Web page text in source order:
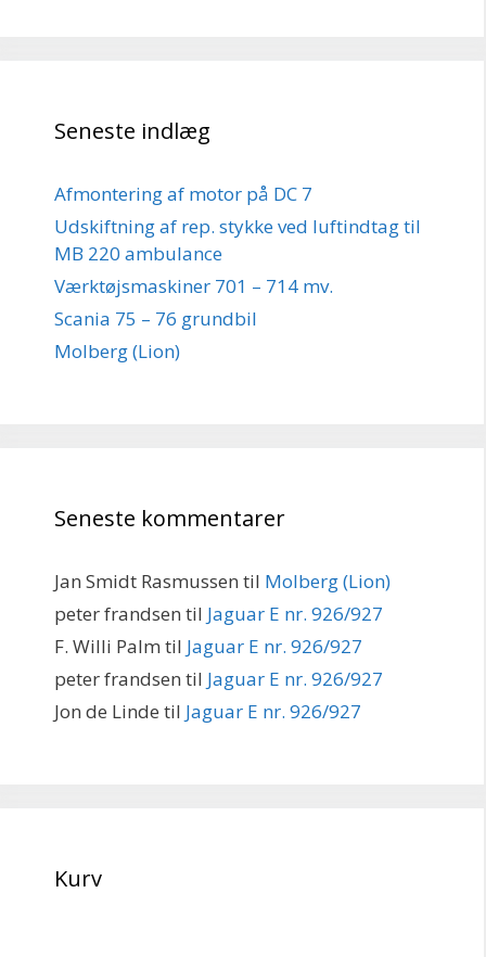
Seneste indlæg
Afmontering af motor på DC 7
Udskiftning af rep. stykke ved luftindtag til
MB 220 ambulance
Værktøjsmaskiner 701 – 714 mv.
Scania 75 – 76 grundbil
Molberg (Lion)
Seneste kommentarer
Jan Smidt Rasmussen til Molberg (Lion)
peter frandsen til Jaguar E nr. 926/927
F. Willi Palm til Jaguar E nr. 926/927
peter frandsen til Jaguar E nr. 926/927
Jon de Linde til Jaguar E nr. 926/927
Kurv